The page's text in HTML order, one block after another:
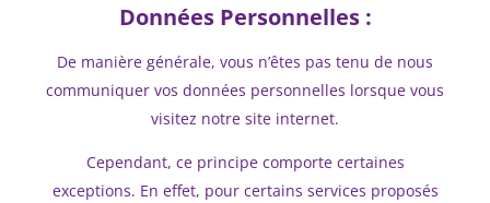
Données Personnelles :
De manière générale, vous n’êtes pas tenu de nous
communiquer vos données personnelles lorsque vous
visitez notre site internet.
Cependant, ce principe comporte certaines
exceptions. En effet, pour certains services proposés